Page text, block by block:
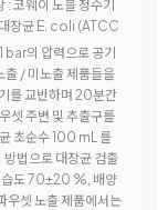
코웨이 노블 정수기
장균 E. coli (ATCC
의 압력으로 공기
출 / 미노출 제품들을
를 교반하며 20분간
셋 주변 및 추출구를
초순수 100 mL 를
법으로 대장균 검출
습도 70±20 %, 배양
셋 노출 제품에서는